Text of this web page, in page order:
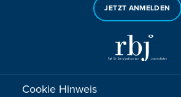
JETZT ANMELDEN
Sie haben noch Fragen oder
Cookie Hinweis